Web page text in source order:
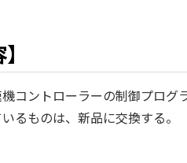
コントローラーの制御プロ
るものは、新品に交換する。